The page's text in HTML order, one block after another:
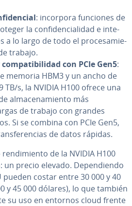
: incorpora funciones de
la co­n­fi­de­n­cia­li­dad e in­te­
a lo largo de todo el pro­ce­sa­mie­
trabajo.
con PCIe Gen5:
memoria HBM3 y un ancho de
TB/s, la NVIDIA H100 ofrece una
al­ma­ce­na­mie­n­to más
de trabajo con grandes
Si se combina con PCIe Gen5,
de datos rápidas.
de la NVIDIA H100
precio elevado. De­pe­n­die­n­do
pueden costar entre 30 000 y 40
y 45 000 dólares), lo que también
su uso en entornos cloud frente